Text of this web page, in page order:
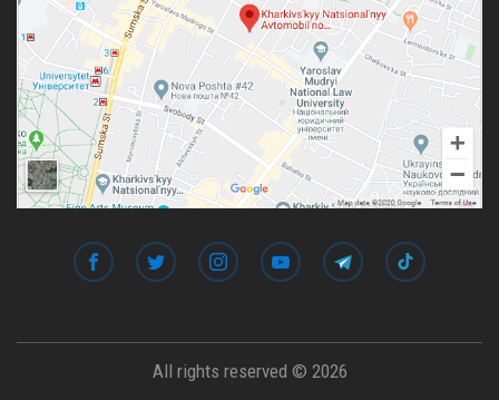
All rights reserved © 2026